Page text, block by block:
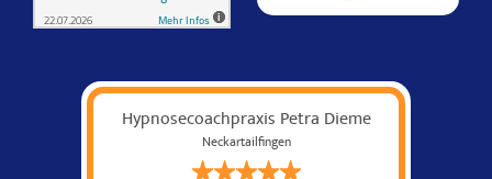
Hypnosecoachpraxis Petra Dieme
Neckartailfingen